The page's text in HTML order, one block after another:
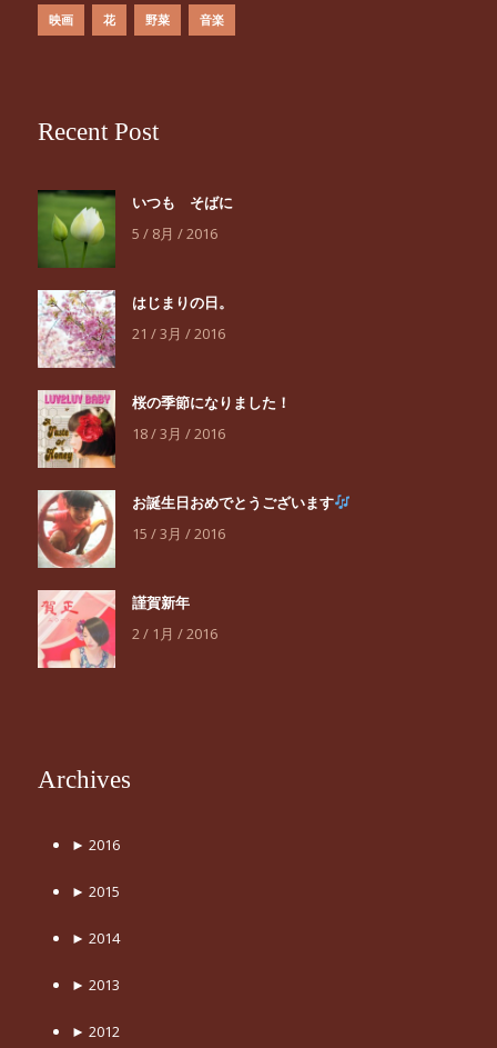
映画 花 野菜 音楽
Recent Post
いつも そばに
5 / 8月 / 2016
はじまりの日。
21 / 3月 / 2016
桜の季節になりました！
18 / 3月 / 2016
お誕生日おめでとうございます
15 / 3月 / 2016
謹賀新年
2 / 1月 / 2016
Archives
► 2016
► 2015
► 2014
► 2013
► 2012